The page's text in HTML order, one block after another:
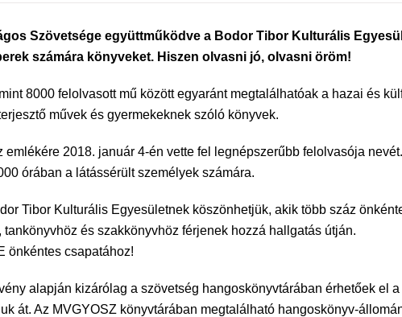
Szövetsége együttműködve a Bodor Tibor Kulturális
számára könyveket. Hiszen olvasni jó, olvasni öröm!
8000 felolvasott mű között egyaránt megtalálhatóak a hazai és
művek és gyermekeknek szóló könyvek.
2018. január 4-én vette fel legnépszerűbb felolvasója
órában a látássérült személyek számára.
Tibor Kulturális Egyesületnek köszönhetjük, akik több száz
és szakkönyvhöz férjenek hozzá hallgatás útján.
önkéntes csapatához!
alapján kizárólag a szövetség hangoskönyvtárában érhetőek el
át. Az MVGYOSZ könyvtárában megtalálható hangoskönyv-